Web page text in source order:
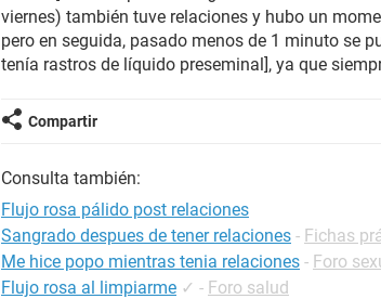
viernes) también tuve relaciones y hubo un
pero en seguida, pasado menos de 1 minuto se
tenía rastros de líquido preseminal], ya que
Compartir
Consulta también:
Flujo rosa pálido post relaciones
Sangrado despues de tener relaciones - Fichas
Me hice popo mientras tenia relaciones - Foro
Flujo rosa al limpiarme ✓ - Foro salud